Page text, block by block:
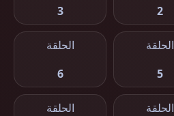
2
3
الحلقة
5
الحلقة
6
الحلقة
الحلقة